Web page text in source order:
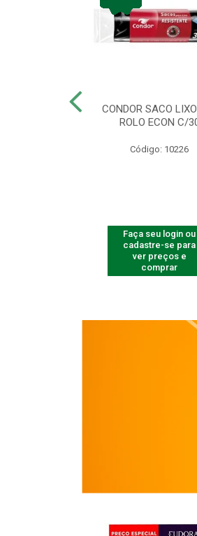
CONDOR SACO
ROLO ECON C/
Código: 10226
Faça seu login ou
cadastre-se para
ver preços e
comprar